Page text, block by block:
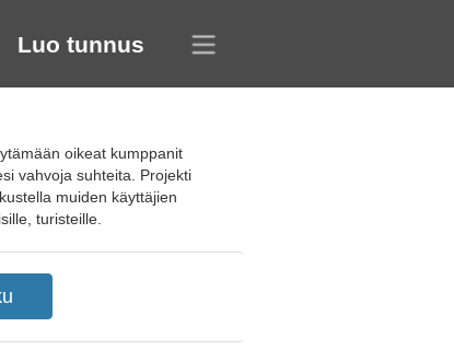
Luo tunnus
oikeat kumppanit
vahvoja suhteita. Projekti
muiden käyttäjien
turisteille.